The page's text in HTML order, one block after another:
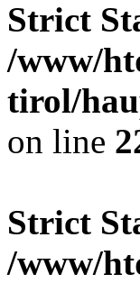
Strict
/www/
tirol/
on line
Strict
/www/